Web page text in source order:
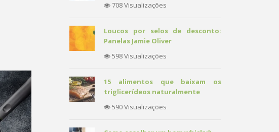
708 Visualizações
Loucos por selos de desconto:
Panelas Jamie Oliver
598 Visualizações
15 alimentos que baixam os
triglicerídeos naturalmente
590 Visualizações